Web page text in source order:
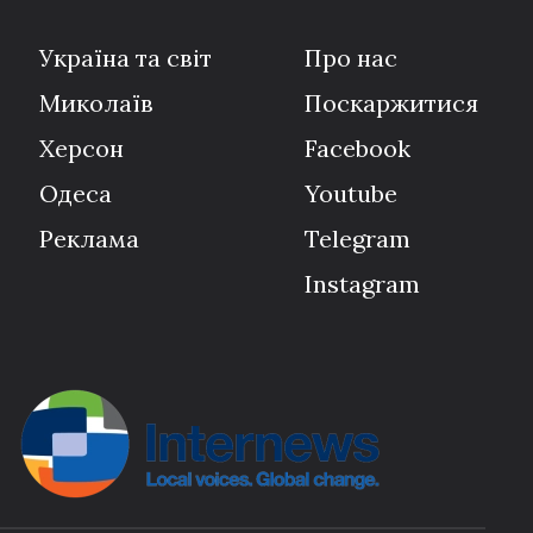
Україна та світ
Миколаїв
Херсон
Одеса
Реклама
Про нас
Поскаржитися
Facebook
Youtube
Telegram
Instagram